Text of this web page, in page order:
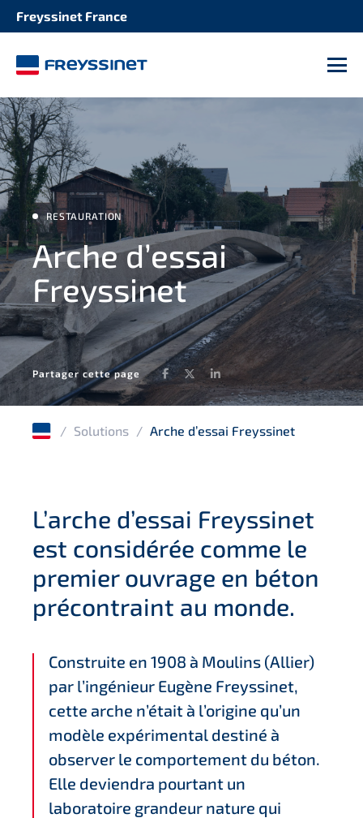
Freyssinet France
Partager cette page Facebook
TwitterLinkedIn
RESTAURATION
Arche d’essai
Freyssinet
/ Solutions / Arche d’essai Freyssinet
L’arche d’essai Freyssinet
est considérée comme le
premier ouvrage en béton
précontraint au monde.
Construite en 1908 à Moulins (Allier)
par l’ingénieur Eugène Freyssinet,
cette arche n’était à l’origine qu’un
modèle expérimental destiné à
observer le comportement du béton.
Elle deviendra pourtant un
laboratoire grandeur nature qui